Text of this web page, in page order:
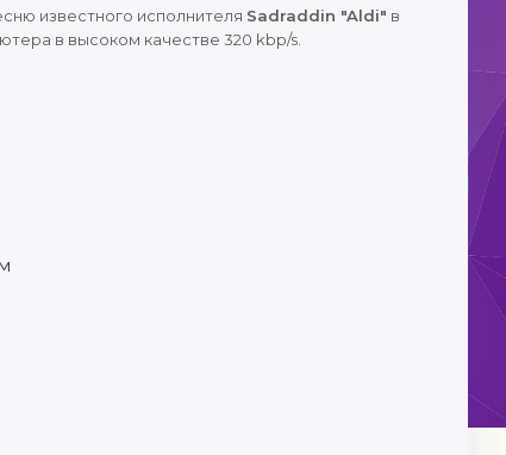
известного исполнителя Sadraddin "Aldi" в
в высоком качестве 320 kbp/s.